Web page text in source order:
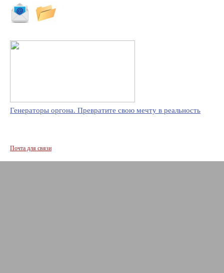
Генераторы оргона. Превратите свою мечту в реальность
Почта для связи